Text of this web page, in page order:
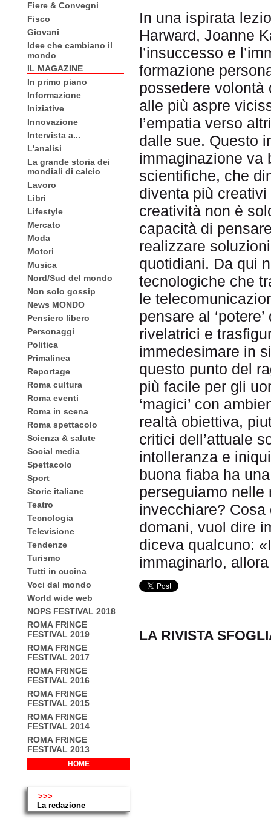
Fiere & Convegni
Fisco
Giovani
Idee che cambiano il
mondo
IL MAGAZINE
In primo piano
Informazione
Iniziative
Innovazione
Intervista a...
L'analisi
La grande storia dei
mondiali di calcio
Lavoro
Libri
Lifestyle
Mercato
Moda
Motori
Musica
Nord/Sud del mondo
Non solo gossip
News MONDO
Pensiero libero
Personaggi
Politica
Primalinea
Reportage
Roma cultura
Roma eventi
Roma in scena
Roma spettacolo
Scienza & salute
Social media
Spettacolo
Sport
Storie italiane
Teatro
Tecnologia
Televisione
Tendenze
Turismo
Tutti in cucina
Voci dal mondo
World wide web
NOPS FESTIVAL 2018
ROMA FRINGE
FESTIVAL 2019
ROMA FRINGE
FESTIVAL 2017
ROMA FRINGE
FESTIVAL 2016
ROMA FRINGE
FESTIVAL 2015
ROMA FRINGE
FESTIVAL 2014
ROMA FRINGE
FESTIVAL 2013
HOME
>>>
La redazione
In una ispirata
Harward, Joanne
l’insuccesso e
formazione
possedere volontà
alle più aspre
l’empatia verso
dalle sue. Questo
immaginazione va
scientifiche, che
diventa più
creatività non è
capacità di
realizzare
quotidiani. Da qui
tecnologiche che
le
pensare al
rivelatrici e
immedesimare in
questo punto del
più facile per gli
‘magici’ con
realtà obiettiva,
critici dell’attuale
intolleranza e
buona fiaba ha
perseguiamo nelle
invecchiare?
domani, vuol dire
diceva qualcuno:
immaginarlo,
LA RIVISTA